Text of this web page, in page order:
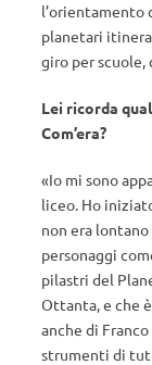
l’orientamento
planetari
giro per
Lei ricorda
Com’era?
«Io mi sono
liceo. Ho
non era
personaggi
pilastri del
Ottanta, e che
anche di
strumenti di